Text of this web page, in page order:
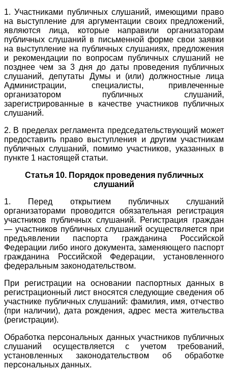
1. Участниками публичных слушаний, имеющими право
на выступление для аргументации своих предложений,
являются лица, которые направили организаторам
публичных слушаний в письменной форме свои заявки
на выступление на публичных слушаниях, предложения
и рекомендации по вопросам публичных слушаний не
позднее чем за 3 дня до даты проведения публичных
слушаний, депутаты Думы и (или) должностные лица
Администрации, специалисты, привлеченные
организатором публичных слушаний,
зарегистрированные в качестве участников публичных
слушаний.
2. В пределах регламента председательствующий может
предоставить право выступления и другим участникам
публичных слушаний, помимо участников, указанных в
пункте 1 настоящей статьи.
Статья 10. Порядок проведения публичных
слушаний
1. Перед открытием публичных слушаний
организаторами проводится обязательная регистрация
участников публичных слушаний. Регистрация граждан
— участников публичных слушаний осуществляется при
предъявлении паспорта гражданина Российской
Федерации либо иного документа, заменяющего паспорт
гражданина Российской Федерации, установленного
федеральным законодательством.
При регистрации на основании паспортных данных в
регистрационный лист вносятся следующие сведения об
участнике публичных слушаний: фамилия, имя, отчество
(при наличии), дата рождения, адрес места жительства
(регистрации).
Обработка персональных данных участников публичных
слушаний осуществляется с учетом требований,
установленных законодательством об обработке
персональных данных.